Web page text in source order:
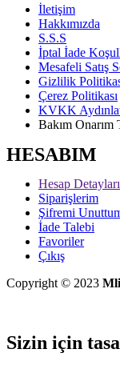
İletişim
Hakkımızda
S.S.S
İptal İade
Mesafeli Satış
Gizlilik
Çerez Politikası
KVKK
Bakım Onarım
HESABIM
Hesap Detayları
Siparişlerim
Şifremi
İade Talebi
Favoriler
Çıkış
Copyright © 2023
Sizin için